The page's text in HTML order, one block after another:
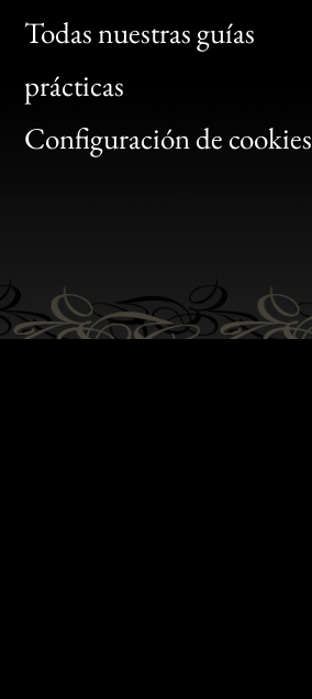
Todas nuestras guías
prácticas
Configuración de cookies